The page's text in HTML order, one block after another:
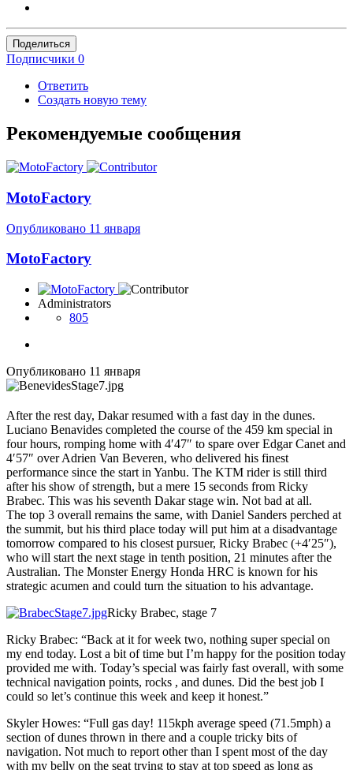
Поделиться
Подписчики 0
Ответить
Создать новую тему
Рекомендуемые сообщения
MotoFactory
Опубликовано 11 января
MotoFactory
Administrators
805
Опубликовано 11 января
After the rest day, Dakar resumed with a fast day in the dunes.
Luciano Benavides completed the course of the 459 km special in
four hours, romping home with 4′47″ to spare over Edgar Canet and
4′57″ over Adrien Van Beveren, who delivered his finest
performance since the start in Yanbu. The KTM rider is still third
after his show of strength, but a mere 15 seconds from Ricky
Brabec. This was his seventh Dakar stage win. Not bad at all.
The top 3 overall remains the same, with Daniel Sanders perched at
the summit, but his third place today will put him at a disadvantage
tomorrow compared to his closest pursuer, Ricky Brabec (+4′25″),
who will start the next stage in tenth position, 21 minutes after the
Australian. The Monster Energy Honda HRC is known for his
strategic acumen and could turn the situation to his advantage.
Ricky Brabec, stage 7
Ricky Brabec: “Back at it for week two, nothing super special on
my end today. Lost a bit of time but I’m happy for the position today
provided me with. Today’s special was fairly fast overall, with some
technical navigation points, rocks , and dunes. Did the best job I
could so let’s continue this week and keep it honest.”
Skyler Howes: “Full gas day! 115kph average speed (71.5mph) a
section of dunes thrown in there and a couple tricky bits of
navigation. Not much to report other than I spent most of the day
with my belly on the seat trying to stay at top speed as long as